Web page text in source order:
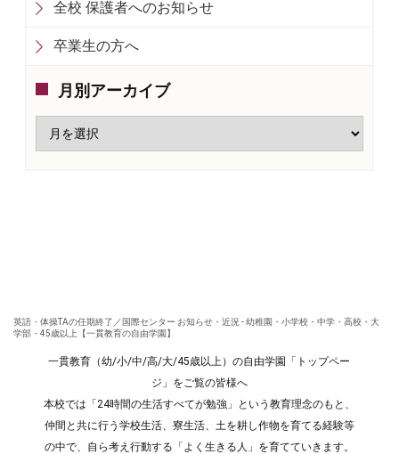
全校 保護者へのお知らせ
卒業生の方へ
月別アーカイブ
英語・体操TAの任期終了／国際センター お知らせ・近況 - 幼稚園・小学校・中学・高校・大
学部・45歳以上【一貫教育の自由学園】
一貫教育（幼/小/中/高/大/45歳以上）の自由学園「トップペー
ジ」をご覧の皆様へ
本校では「24時間の生活すべてが勉強」という教育理念のもと、
仲間と共に行う学校生活、寮生活、土を耕し作物を育てる経験等
の中で、自ら考え行動する「よく生きる人」を育てていきます。